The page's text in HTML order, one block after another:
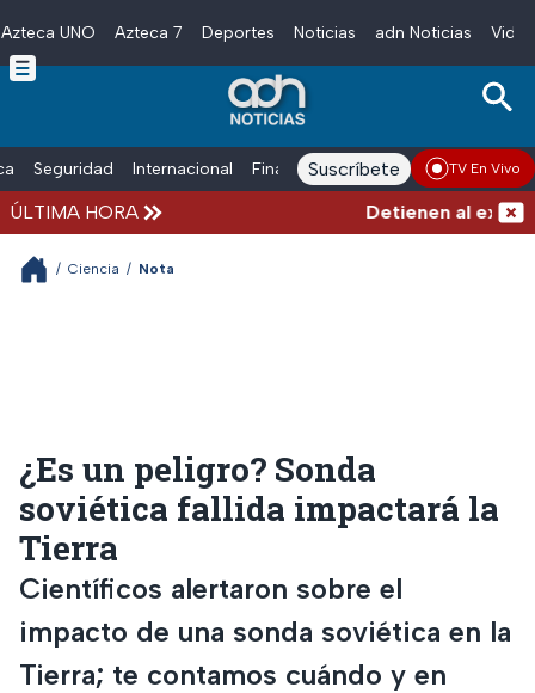
Skip to main content
Azteca UNO Azteca 7 Deportes Noticias adn Noticias
Seguridad Internacional Finanzas adn Noticias Radio
Suscríbete TV En Vivo
ÚLTIMA HORA Detienen al
/ Ciencia / Nota
¿Es un peligro? Sonda
soviética fallida impactará la
Tierra
Científicos alertaron sobre el
impacto de una sonda soviética en la
Tierra; te contamos cuándo y en